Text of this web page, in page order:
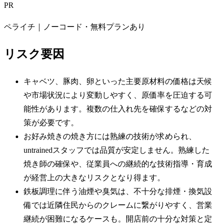
PR
ペライチ｜ノーコード・無料プランあり
リスク要因
キャベツ、豚肉、卵といった主要原材料の価格は天候
や市場状況により変動しやすく、原価率を圧迫する可
能性があります。複数の仕入れ先を確保するなどの対
策が必要です。
お好み焼きの焼き方には熟練の技術が求められ、
untrainedスタッフでは品質が安定しません。熟練した
焼き師の確保や、従業員への継続的な技術指導・育成
が経営上の大きなリスクとなり得ます。
鉄板調理に伴う油煙や臭気は、不十分な排煙・換気設
備では近隣住民からのクレームに繋がりやすく、営業
継続が困難になるケースも。開店前の十分な対策と定